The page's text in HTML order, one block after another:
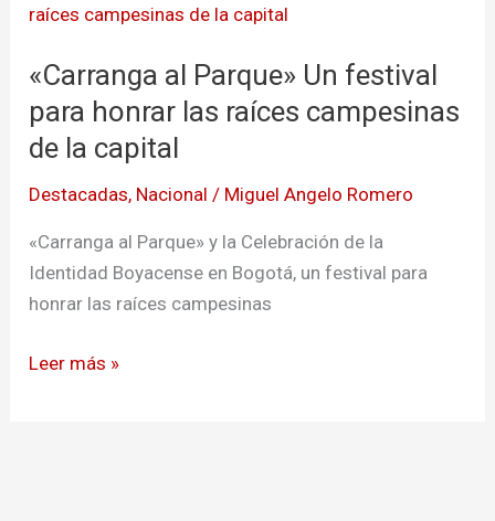
«Carranga al Parque» Un festival
para honrar las raíces campesinas
de la capital
Destacadas, Nacional / Miguel Angelo Romero
«Carranga al Parque» y la Celebración de la
Identidad Boyacense en Bogotá, un festival para
honrar las raíces campesinas
al
Un
festival
para
las
capital
Leer más »